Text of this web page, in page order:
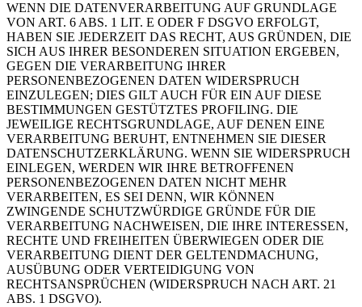
WENN DIE DATENVERARBEITUNG AUF GRUNDLAGE
VON ART. 6 ABS. 1 LIT. E ODER F DSGVO ERFOLGT,
HABEN SIE JEDERZEIT DAS RECHT, AUS GRÜNDEN, DIE
SICH AUS IHRER BESONDEREN SITUATION ERGEBEN,
GEGEN DIE VERARBEITUNG IHRER
PERSONENBEZOGENEN DATEN WIDERSPRUCH
EINZULEGEN; DIES GILT AUCH FÜR EIN AUF DIESE
BESTIMMUNGEN GESTÜTZTES PROFILING. DIE
JEWEILIGE RECHTSGRUNDLAGE, AUF DENEN EINE
VERARBEITUNG BERUHT, ENTNEHMEN SIE DIESER
DATENSCHUTZERKLÄRUNG. WENN SIE WIDERSPRUCH
EINLEGEN, WERDEN WIR IHRE BETROFFENEN
PERSONENBEZOGENEN DATEN NICHT MEHR
VERARBEITEN, ES SEI DENN, WIR KÖNNEN
ZWINGENDE SCHUTZWÜRDIGE GRÜNDE FÜR DIE
VERARBEITUNG NACHWEISEN, DIE IHRE INTERESSEN,
RECHTE UND FREIHEITEN ÜBERWIEGEN ODER DIE
VERARBEITUNG DIENT DER GELTENDMACHUNG,
AUSÜBUNG ODER VERTEIDIGUNG VON
RECHTSANSPRÜCHEN (WIDERSPRUCH NACH ART. 21
ABS. 1 DSGVO).